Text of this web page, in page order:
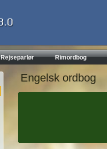
Rejseparlør Rimordbog
Engelsk ordbog